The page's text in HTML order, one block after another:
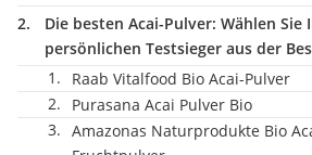
Die besten Acai-Pulver: Wählen Sie
persönlichen Testsieger aus der
Raab Vitalfood Bio Acai-Pulver
Purasana Acai Pulver Bio
Amazonas Naturprodukte Bio